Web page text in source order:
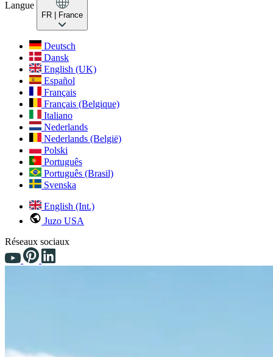
Langue
FR | France
Deutsch
Dansk
English (UK)
Español
Français
Français (Belgique)
Italiano
Nederlands
Nederlands (België)
Polski
Português
Português (Brasil)
Svenska
English (Int.)
Juzo USA
Réseaux sociaux